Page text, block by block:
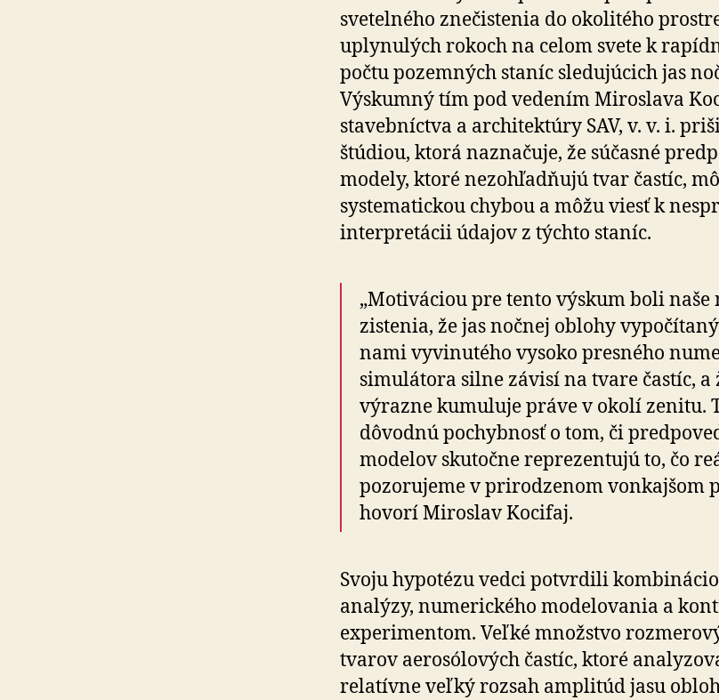
svetelného znečistenia do okolitého
uplynulých rokoch na celom svete k
počtu pozemných staníc sledujúcich jas
Výskumný tím pod vedením Miroslava
stavebníctva a architektúry SAV, v. v. i.
štúdiou, ktorá naznačuje, že súčasné
modely, ktoré nezohľadňujú tvar častíc,
systematickou chybou a môžu viesť k
interpretácii údajov z týchto staníc.
„Motiváciou pre tento výskum boli naše
zistenia, že jas nočnej oblohy
nami vyvinutého vysoko presného
simulátora silne závisí na tvare častíc, a
výrazne kumuluje práve v okolí zenitu.
dôvodnú pochybnosť o tom, či
modelov skutočne reprezentujú to, čo
pozorujeme v prirodzenom vonkajšom
hovorí Miroslav Kocifaj.
Svoju hypotézu vedci potvrdili
analýzy, numerického modelovania a
experimentom. Veľké množstvo
tvarov aerosólových častíc, ktoré
relatívne veľký rozsah amplitúd jasu